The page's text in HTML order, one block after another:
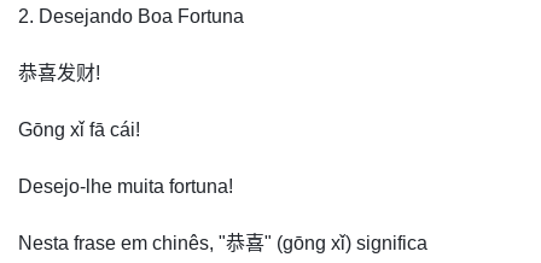
2. Desejando Boa Fortuna
恭喜发财!
Gōng xǐ fā cái!
Desejo-lhe muita fortuna!
Nesta frase em chinês, "恭喜" (gōng xǐ) significa